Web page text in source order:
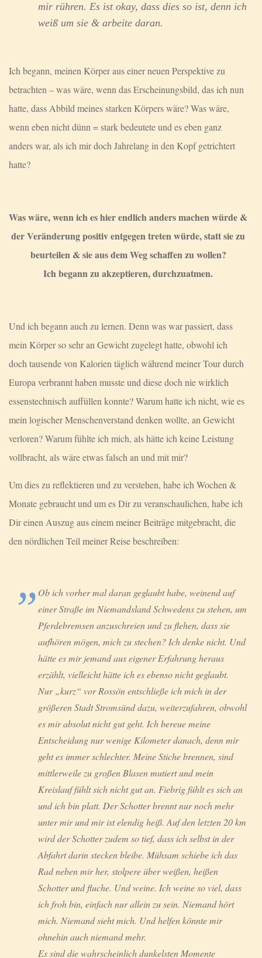
mir rühren. Es ist okay, dass dies so ist, denn ich
weiß um sie & arbeite daran.
Ich begann, meinen Körper aus einer neuen Perspektive zu
betrachten – was wäre, wenn das Erscheinungsbild, das ich nun
hatte, dass Abbild meines starken Körpers wäre? Was wäre,
wenn eben nicht dünn = stark bedeutete und es eben ganz
anders war, als ich mir doch Jahrelang in den Kopf getrichtert
hatte?
Was wäre, wenn ich es hier endlich anders machen würde &
der Veränderung positiv entgegen treten würde, statt sie zu
beurteilen & sie aus dem Weg schaffen zu wollen?
Ich begann zu akzeptieren, durchzuatmen.
Und ich begann auch zu lernen. Denn was war passiert, dass
mein Körper so sehr an Gewicht zugelegt hatte, obwohl ich
doch tausende von Kalorien täglich während meiner Tour durch
Europa verbrannt haben musste und diese doch nie wirklich
essenstechnisch auffüllen konnte? Warum hatte ich nicht, wie es
mein logischer Menschenverstand denken wollte, an Gewicht
verloren? Warum fühlte ich mich, als hätte ich keine Leistung
vollbracht, als wäre etwas falsch an und mit mir?
Um dies zu reflektieren und zu verstehen, habe ich Wochen &
Monate gebraucht und um es Dir zu veranschaulichen, habe ich
Dir einen Auszug aus einem meiner Beiträge mitgebracht, die
den nördlichen Teil meiner Reise beschreiben:
Ob ich vorher mal daran geglaubt habe, weinend auf
einer Straße im Niemandsland Schwedens zu stehen, um
Pferdebremsen anzuschreien und zu flehen, dass sie
aufhören mögen, mich zu stechen? Ich denke nicht. Und
hätte es mir jemand aus eigener Erfahrung heraus
erzählt, vielleicht hätte ich es ebenso nicht geglaubt.
Nur „kurz“ vor Rossön entschließe ich mich in der
größeren Stadt Stromsünd dazu, weiterzufahren, obwohl
es mir absolut nicht gut geht. Ich bereue meine
Entscheidung nur wenige Kilometer danach, denn mir
geht es immer schlechter. Meine Stiche brennen, sind
mittlerweile zu großen Blasen mutiert und mein
Kreislauf fühlt sich nicht gut an. Fiebrig fühlt es sich an
und ich bin platt. Der Schotter brennt nur noch mehr
unter mir und mir ist elendig heiß. Auf den letzten 20 km
wird der Schotter zudem so tief, dass ich selbst in der
Abfahrt darin stecken bleibe. Mühsam schiebe ich das
Rad neben mir her, stolpere über weißen, heißen
Schotter und fluche. Und weine. Ich weine so viel, dass
ich froh bin, einfach nur allein zu sein. Niemand hört
mich. Niemand sieht mich. Und helfen könnte mir
ohnehin auch niemand mehr.
Es sind die wahrscheinlich dunkelsten Momente